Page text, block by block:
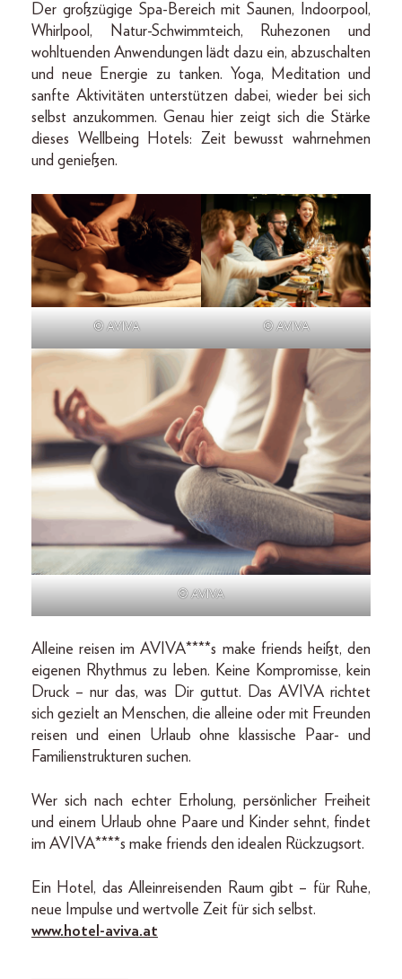
Der großzügige Spa-Bereich mit Saunen, Indoorpool,
Whirlpool, Natur-Schwimmteich, Ruhezonen und
wohltuenden Anwendungen lädt dazu ein, abzuschalten
und neue Energie zu tanken. Yoga, Meditation und
sanfte Aktivitäten unterstützen dabei, wieder bei sich
selbst anzukommen. Genau hier zeigt sich die Stärke
dieses Wellbeing Hotels: Zeit bewusst wahrnehmen
und genießen.
© AVIVA © AVIVA
© AVIVA
Alleine reisen im AVIVA****s make friends heißt, den
eigenen Rhythmus zu leben. Keine Kompromisse, kein
Druck – nur das, was Dir guttut. Das AVIVA richtet
sich gezielt an Menschen, die alleine oder mit Freunden
reisen und einen Urlaub ohne klassische Paar- und
Familienstrukturen suchen.
Wer sich nach echter Erholung, persönlicher Freiheit
und einem Urlaub ohne Paare und Kinder sehnt, findet
im AVIVA****s make friends den idealen Rückzugsort.
Ein Hotel, das Alleinreisenden Raum gibt – für Ruhe,
neue Impulse und wertvolle Zeit für sich selbst.
www.hotel-aviva.at